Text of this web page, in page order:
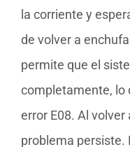
la corriente y
de volver a
permite que el
completamente, lo
error E08. Al volver
problema persiste.